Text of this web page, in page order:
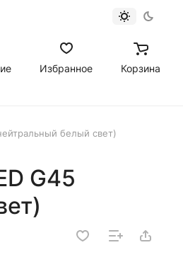
Избранное Корзина
белый свет)
G45